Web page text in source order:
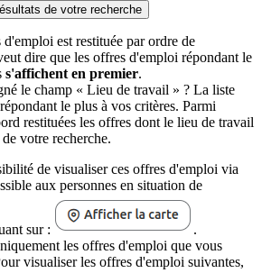
de votre recherche
est restituée par ordre de
dire que les offres d'emploi répondant le
s'affichent en premier.
le champ « Lieu de travail » ? La liste
le plus à vos critères. Parmi
restituées les offres dont le lieu de travail
votre recherche.
de visualiser ces offres d'emploi via
aux personnes en situation de
sur :
.
les offres d'emploi que vous
visualiser les offres d'emploi suivantes,